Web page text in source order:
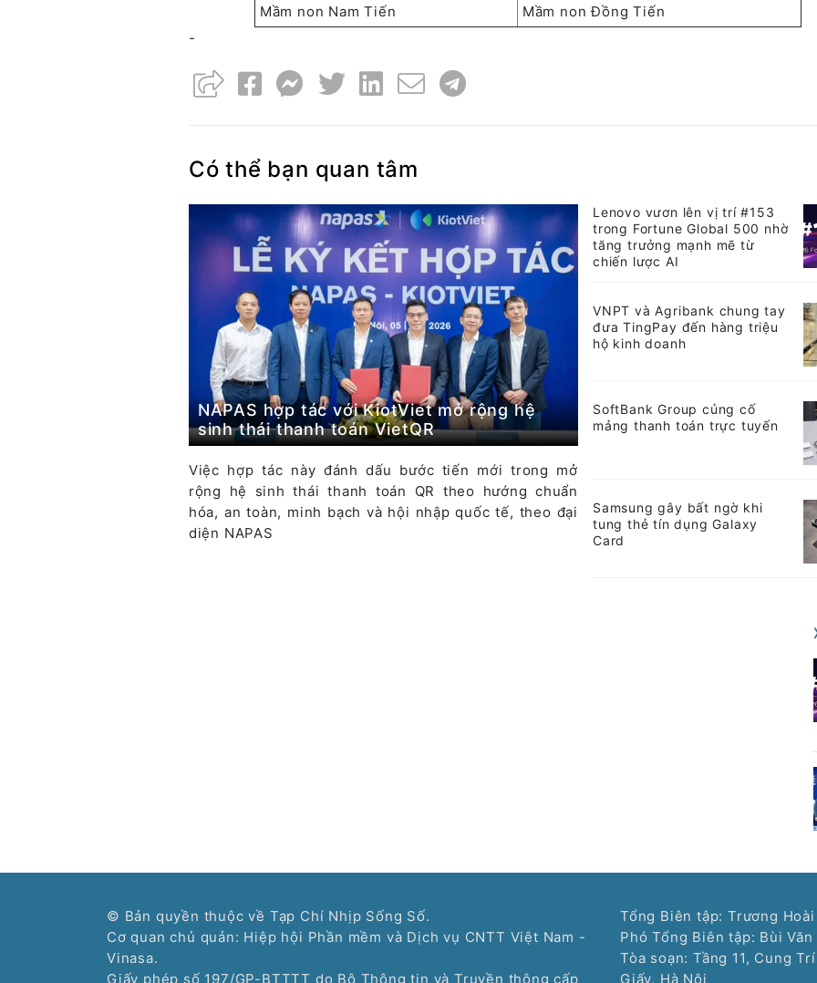
Mầm non Nam Tiến
Mầm non Đồng Tiến
-
Có thể bạn quan tâm
NAPAS hợp tác với KiotViet mở rộng hệ
sinh thái thanh toán VietQR
Việc hợp tác này đánh dấu bước tiến mới trong mở
rộng hệ sinh thái thanh toán QR theo hướng chuẩn
hóa, an toàn, minh bạch và hội nhập quốc tế, theo đại
diện NAPAS
Lenovo vươn lên vị trí #153
trong Fortune Global 500 nhờ
tăng trưởng mạnh mẽ từ
chiến lược AI
VNPT và Agribank chung tay
đưa TingPay đến hàng triệu
hộ kinh doanh
SoftBank Group củng cố
mảng thanh toán trực tuyến
Samsung gây bất ngờ khi
tung thẻ tín dụng Galaxy
Card
© Bản quyền thuộc về Tạp Chí Nhịp Sống Số.
Cơ quan chủ quản: Hiệp hội Phần mềm và Dịch vụ CNTT Việt Nam -
Vinasa.
Giấy phép số 197/GP-BTTTT do Bộ Thông tin và Truyền thông cấp
Tổng Biên tập: Trương
Phó Tổng Biên tập: Bùi Văn
Tòa soạn: Tầng 11, Cung
Giấy, Hà Nội